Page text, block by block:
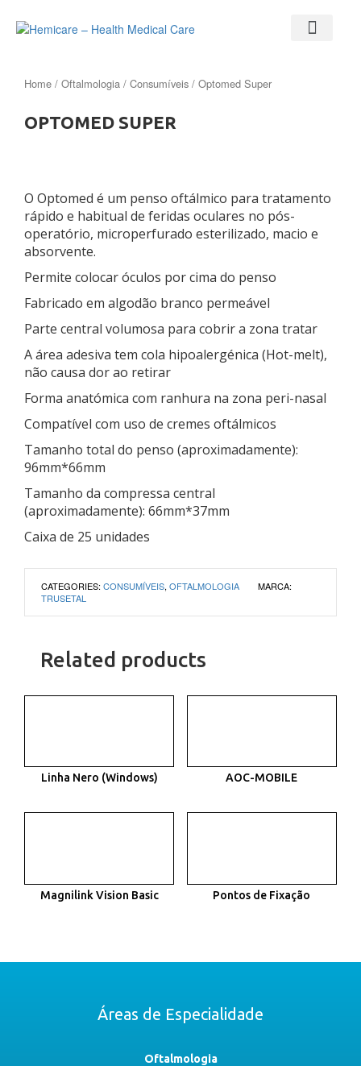
Home / Oftalmologia / Consumíveis / Optomed Super
OPTOMED SUPER
O Optomed é um penso oftálmico para tratamento
rápido e habitual de feridas oculares no pós-
operatório, microperfurado esterilizado, macio e
absorvente.
Permite colocar óculos por cima do penso
Fabricado em algodão branco permeável
Parte central volumosa para cobrir a zona tratar
A área adesiva tem cola hipoalergénica (Hot-melt),
não causa dor ao retirar
Forma anatómica com ranhura na zona peri-nasal
Compatível com uso de cremes oftálmicos
Tamanho total do penso (aproximadamente):
96mm*66mm
Tamanho da compressa central
(aproximadamente): 66mm*37mm
Caixa de 25 unidades
CATEGORIES: CONSUMÍVEIS, OFTALMOLOGIA
MARCA:
TRUSETAL
Related products
Linha Nero (Windows) AOC-MOBILE
Magnilink Vision Basic Pontos de Fixação
Áreas de Especialidade
Oftalmologia